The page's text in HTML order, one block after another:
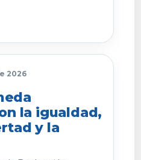
2026
la igualdad,
y la